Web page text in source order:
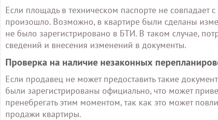
Если площадь в техническом паспорте не совпадает
произошло. Возможно, в квартире были сделаны
не было зарегистрировано в БТИ. В таком случае,
сведений и внесения изменений в документы.
Проверка на наличие незаконных
Если продавец не может предоставить такие
были зарегистрированы официально, что может
пренебрегать этим моментом, так как это может
продажи квартиры.